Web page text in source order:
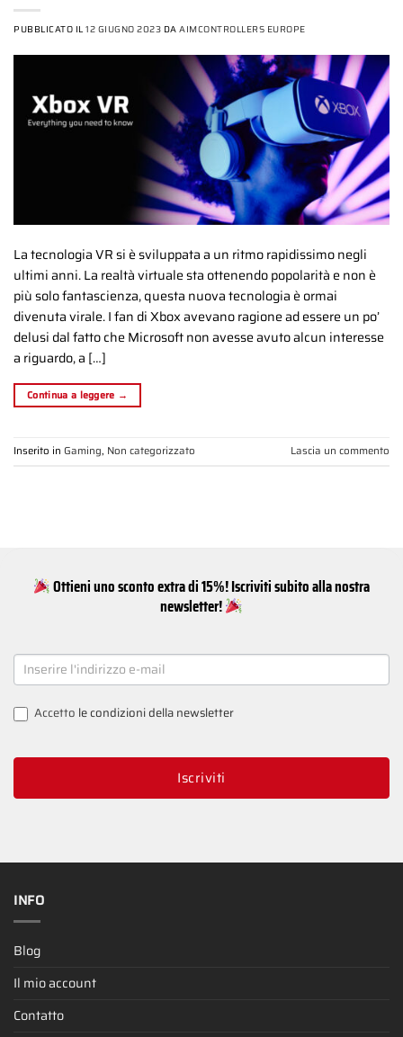
PUBBLICATO IL12 GIUGNO 2023 DAAIMCONTROLLERS EUROPE
La tecnologia VR si è sviluppata a un ritmo rapidissimo negli
ultimi anni. La realtà virtuale sta ottenendo popolarità e non è
più solo fantascienza, questa nuova tecnologia è ormai
divenuta virale. I fan di Xbox avevano ragione ad essere un po’
delusi dal fatto che Microsoft non avesse avuto alcun interesse
a riguardo, a […]
Continua a leggere →
Inserito in Gaming, Non categorizzato Lascia un commento
Ottieni uno sconto extra di 15%! Iscriviti subito alla nostra
newsletter!
NEWSLETTER
SIGNUP
Accetto le condizioni della newsletter
Iscriviti
INFO
Blog
Il mio account
Contatto